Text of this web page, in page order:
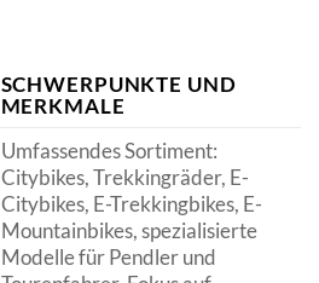
SCHWERPUNKTE UND
MERKMALE
Umfassendes Sortiment:
Citybikes, Trekkingräder, E-
Citybikes, E-Trekkingbikes, E-
Mountainbikes, spezialisierte
Modelle für Pendler und